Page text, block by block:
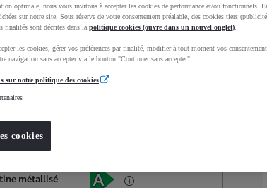
Services Concession
Occasions
métallisé
optimale, nous vous invitons à accepter les cookies de performance et/ou fonctionnels.
sur notre site. Sous réserve de votre consentement préalable, des cookies tiers
finalités sont décrites dans la politique cookies (ouvre dans un nouvel onglet)
les cookies, gérer vos préférences par finalité, modifier à tout moment vos
navigation sans accepter via le bouton "Continuer sans accepter".
sur notre politique des cookies
cookies